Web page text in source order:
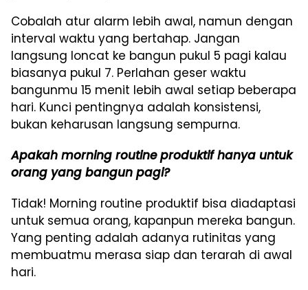
Cobalah atur alarm lebih awal, namun dengan
interval waktu yang bertahap. Jangan
langsung loncat ke bangun pukul 5 pagi kalau
biasanya pukul 7. Perlahan geser waktu
bangunmu 15 menit lebih awal setiap beberapa
hari. Kunci pentingnya adalah konsistensi,
bukan keharusan langsung sempurna.
Apakah morning routine produktif hanya untuk
orang yang bangun pagi?
Tidak! Morning routine produktif bisa diadaptasi
untuk semua orang, kapanpun mereka bangun.
Yang penting adalah adanya rutinitas yang
membuatmu merasa siap dan terarah di awal
hari.